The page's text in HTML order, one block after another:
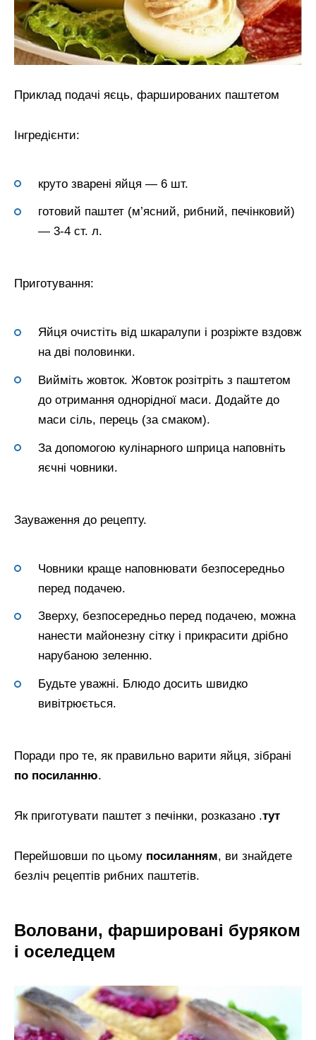
Приклад подачі яєць, фаршированих паштетом
Інгредієнти:
круто зварені яйця — 6 шт.
готовий паштет (м’ясний, рибний, печінковий)
— 3-4 ст. л.
Приготування:
Яйця очистіть від шкаралупи і розріжте вздовж
на дві половинки.
Вийміть жовток. Жовток розітріть з паштетом
до отримання однорідної маси. Додайте до
маси сіль, перець (за смаком).
За допомогою кулінарного шприца наповніть
яєчні човники.
Зауваження до рецепту.
Човники краще наповнювати безпосередньо
перед подачею.
Зверху, безпосередньо перед подачею, можна
нанести майонезну сітку і прикрасити дрібно
нарубаною зеленню.
Будьте уважні. Блюдо досить швидко
вивітрюється.
Поради про те, як правильно варити яйця, зібрані
по посиланню.
Як приготувати паштет з печінки, розказано .тут
Перейшовши по цьому посиланням, ви знайдете
безліч рецептів рибних паштетів.
Воловани, фаршировані буряком
і оселедцем